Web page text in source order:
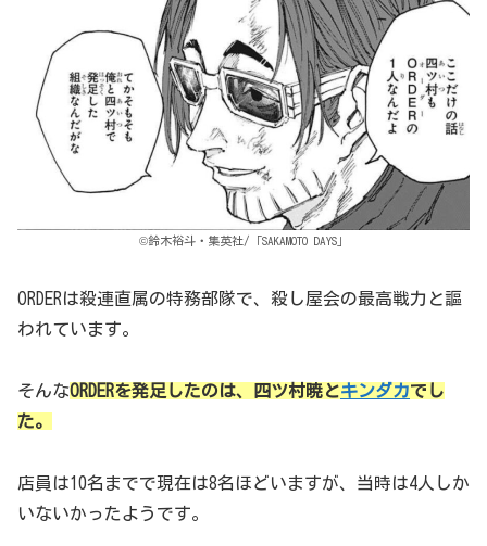
©鈴木裕斗・集英社/「SAKAMOTO DAYS」
ORDERは殺連直属の特務部隊で、殺し屋会の最高戦力と謳
われています。
そんなORDERを発足したのは、四ツ村暁とキンダカでし
た。
店員は10名までで現在は8名ほどいますが、当時は4人しか
いないかったようです。